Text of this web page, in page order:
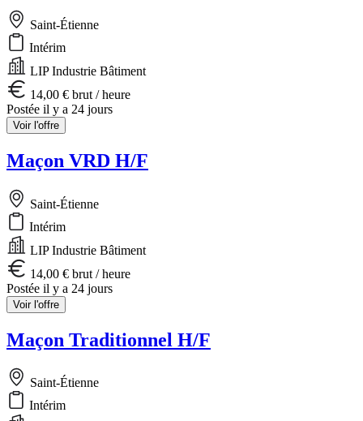
Saint-Étienne
Intérim
LIP Industrie Bâtiment
14,00 € brut / heure
Postée il y a 24 jours
Voir l'offre
Maçon VRD H/F
Saint-Étienne
Intérim
LIP Industrie Bâtiment
14,00 € brut / heure
Postée il y a 24 jours
Voir l'offre
Maçon Traditionnel H/F
Saint-Étienne
Intérim